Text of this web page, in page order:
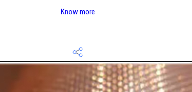
Know more